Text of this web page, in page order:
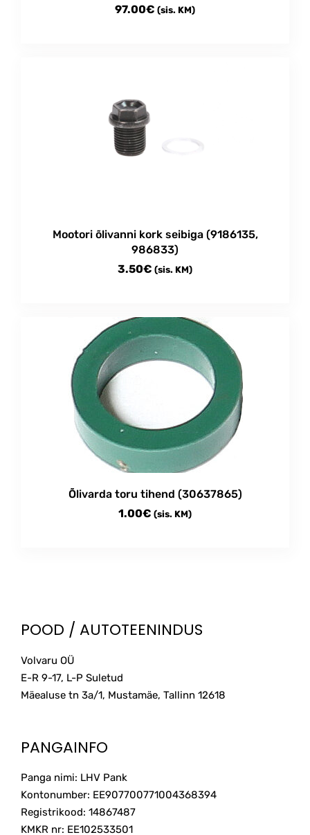
97.00€ (sis. KM)
Mootori õlivanni kork seibiga (9186135,
986833)
3.50€ (sis. KM)
Õlivarda toru tihend (30637865)
1.00€ (sis. KM)
POOD / AUTOTEENINDUS
Volvaru OÜ
E-R 9-17, L-P Suletud
Mäealuse tn 3a/1, Mustamäe, Tallinn 12618
PANGAINFO
Panga nimi: LHV Pank
Kontonumber: EE907700771004368394
Registrikood: 14867487
KMKR nr: EE102533501